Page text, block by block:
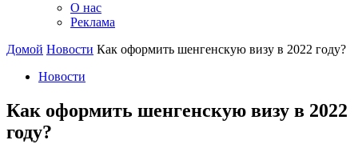
О нас
Реклама
Домой Новости Как оформить шенгенскую визу в 2022 году?
Новости
Как оформить шенгенскую визу в 2022
году?